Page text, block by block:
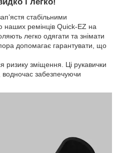
стабільними
ремінців Quick-EZ на
легко одягати та знімати
допомагає гарантувати, що
ризику зміщення. Ці рукавички
водночас забезпечуючи